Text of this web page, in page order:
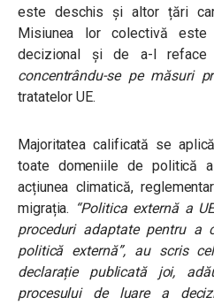
este deschis și altor țări
Misiunea lor colectivă
decizional și de a-l reface
concentrându-se pe măsuri
tratatelor UE.
Majoritatea calificată se
toate domeniile de politică
acțiunea climatică,
migrația. “Politica externă a
proceduri adaptate pentru a
politică externă”, au scris
declarație publicată joi,
procesului de luare a